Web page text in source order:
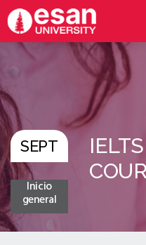
SEPT
Inicio
general